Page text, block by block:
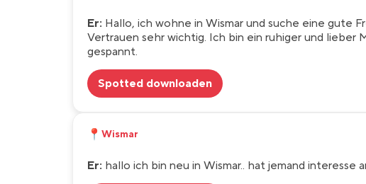
Er: Hallo, ich wohne in Wismar und suche eine gute
Vertrauen sehr wichtig. Ich bin ein ruhiger und lieber
gespannt.
Spotted downloaden
📍 Wismar
Er: hallo ich bin neu in Wismar.. hat jemand interesse